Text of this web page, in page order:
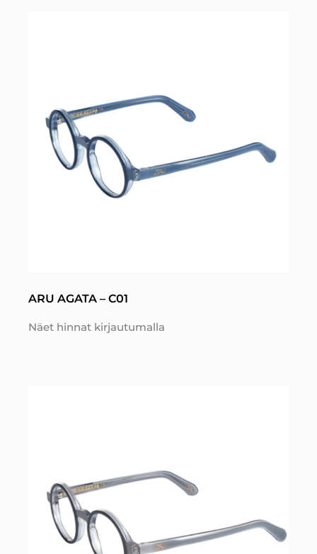
ARU AGATA – C01
Näet hinnat kirjautumalla